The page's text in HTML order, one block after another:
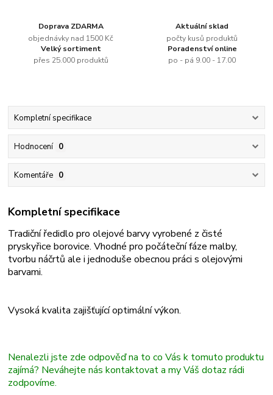
Doprava ZDARMA
objednávky nad 1500 Kč
Aktuální sklad
počty kusů produktů
Velký sortiment
přes 25.000 produktů
Poradenství online
po - pá 9.00 - 17.00
Kompletní specifikace
Hodnocení 0
Komentáře 0
Kompletní specifikace
Tradiční ředidlo pro olejové barvy vyrobené z čisté
pryskyřice borovice. Vhodné pro počáteční fáze malby,
tvorbu náčrtů ale i jednoduše obecnou práci s olejovými
barvami.
Vysoká kvalita zajišťující optimální výkon.
Nenalezli jste zde odpověď na to co Vás k tomuto produktu
zajímá? Neváhejte nás kontaktovat a my Váš dotaz rádi
zodpovíme.